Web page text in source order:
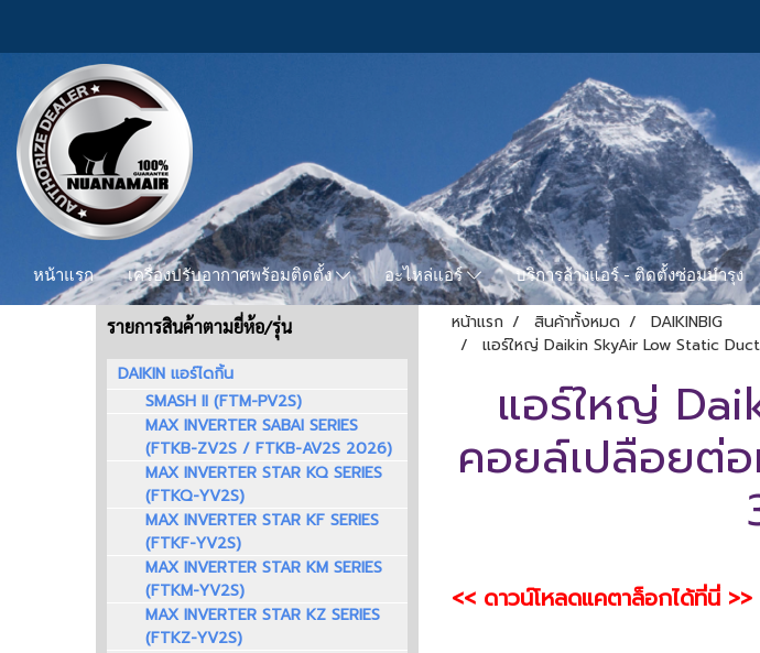
หน้าแรก เครื่องปรับอากาศพร้อมติดตั้ง อะไหล่แอร์ บริการล้างแอร์ - ติดตั้งซ่อมบำรุง
หน้าแรก สินค้าทั้งหมด
DAIKINBIG
แอร์ใหญ่ Daikin SkyAir Low Static
แอร์ใหญ่
คอยล์เปลือยต่อ
<< ดาวน์โหลดแคตาล็อกได้ที่นี่ >>
รายการสินค้าตามยี่ห้อ/รุ่น
DAIKIN แอร์ไดกิ้น
SMASH II (FTM-PV2S)
MAX INVERTER SABAI SERIES
(FTKB-ZV2S / FTKB-AV2S 2026)
MAX INVERTER STAR KQ SERIES
(FTKQ-YV2S)
MAX INVERTER STAR KF SERIES
(FTKF-YV2S)
MAX INVERTER STAR KM SERIES
(FTKM-YV2S)
MAX INVERTER STAR KZ SERIES
(FTKZ-YV2S)